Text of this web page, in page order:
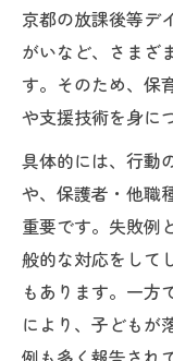
京都の放課後等デ
がいなど、さまざ
す。そのため、保
や支援技術を身に
具体的には、行動
や、保護者・他職
重要です。失敗例
般的な対応をして
もあります。一方
により、子どもが